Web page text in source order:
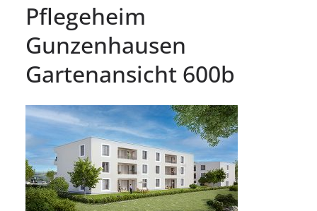
Pflegeheim
Gunzenhausen
Gartenansicht 600b